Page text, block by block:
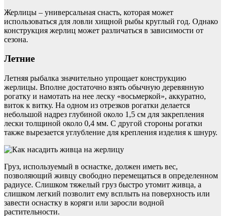
Жерлицы – универсальная снасть, которая может
использоваться для ловли хищной рыбы круглый год. Однако
конструкция жерлиц может различаться в зависимости от
сезона.
Летние
Летняя рыбалка значительно упрощает конструкцию
жерлицы. Вполне достаточно взять обычную деревянную
рогатку и намотать на нее леску «восьмеркой», аккуратно,
виток к витку. На одном из отрезков рогатки делается
небольшой надрез глубиной около 1,5 см для закрепления
лески толщиной около 0,4 мм. С другой стороны рогатки
также вырезается углубление для крепления изделия к шнуру.
Груз, используемый в оснастке, должен иметь вес,
позволяющий живцу свободно перемещаться в определенном
радиусе. Слишком тяжелый груз быстро утомит живца, а
слишком легкий позволит ему всплыть на поверхность или
завести оснастку в коряги или заросли водной
растительности.